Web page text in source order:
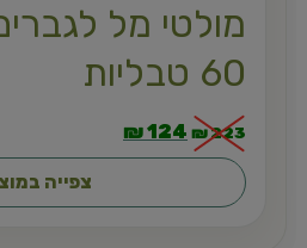
מולטי מל
60 טבליות
223
₪
124
₪
צפייה